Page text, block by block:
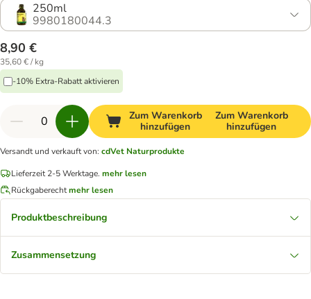
250ml
9980180044.3
8,90 €
35,60 € / kg
-10% Extra-Rabatt aktivieren
Zum Warenkorb
hinzufügen
Zum Warenkorb
hinzufügen
Versandt und verkauft von: cdVet Naturprodukte
Lieferzeit 2-5 Werktage. mehr lesen
Rückgaberechtmehr lesen
Produktbeschreibung
Zusammensetzung